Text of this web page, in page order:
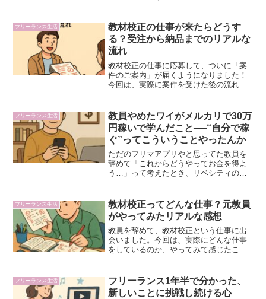
案件ごとにバラバラです。私の経験で
は、1ページあたり200〜...
フリーランス生活
教材校正の仕事が来たらどうす
る？受注から納品までのリアルな
流れ
教材校正の仕事に応募して、ついに「案
件のご案内」が届くようになりました！
今回は、実際に案件を受けた後の流れや
「この案件、受けていただけますか？」
というメールが届きます。...
フリーランス生活
教員やめたワイがメルカリで30万
円稼いで学んだこと──“自分で稼
ぐ”ってこういうことやったんか
ただのフリマアプリやと思ってた教員を
辞めて「これからどうやってお金を得よ
う…」って考えたとき、リベシティの学
で出品してみたら──気づけば1年で30万
円。家の中が“資産”...
フリーランス生活
教材校正ってどんな仕事？元教員
がやってみたリアルな感想
教員を辞めて、教材校正という仕事に出
会いました。今回は、実際にどんな仕事
をしているのか、やってみて感じたこ
校正というと、問題集の誤字脱字を直す
仕事？と思う人もいるかもし...
フリーランス生活
フリーランス1年半で分かった、
新しいことに挑戦し続ける心